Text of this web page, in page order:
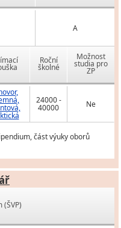
A
Roční
školné
Možnost
studia pro
ZP
24000 -
40000 Ne
část výuky oborů